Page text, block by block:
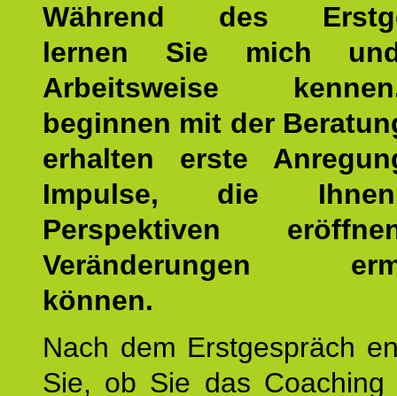
Während des
lernen Sie mich
Arbeitsweise
beginnen mit der
erhalten erste
Impulse, die
Perspektiven
Veränderungen
können.
Nach dem Erstgespräch
Sie, ob Sie das Coaching